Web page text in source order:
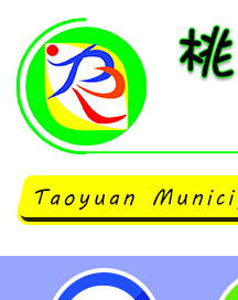
觀音國小辦理